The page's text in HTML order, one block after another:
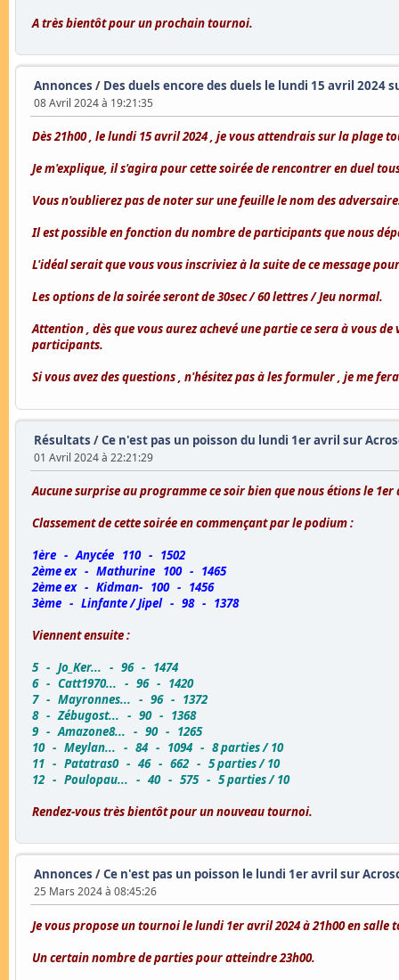
A très bientôt pour un prochain tournoi.
Annonces / Des duels encore des duels le lundi 15 avril 2024
08 Avril 2024 à 19:21:35
Dès 21h00 , le lundi 15 avril 2024 , je vous attendrais sur la plage
Je m'explique, il s'agira pour cette soirée de rencontrer en duel
Vous n'oublierez pas de noter sur une feuille le nom des
Il est possible en fonction du nombre de participants que nous
L'idéal serait que vous vous inscriviez à la suite de ce message
Les options de la soirée seront de 30sec / 60 lettres / Jeu normal.
Attention , dès que vous aurez achevé une partie ce sera à vous
participants.
Si vous avez des questions , n'hésitez pas à les formuler , je me
Résultats /Ce n'est pas un poisson du lundi 1er avril sur
01 Avril 2024 à 22:21:29
Aucune surprise au programme ce soir bien que nous étions le 1er
Classement de cette soirée en commençant par le podium :
1ère - Anycée 110 - 1502
2ème ex - Mathurine 100 - 1465
2ème ex - Kidman- 100 - 1456
3ème - Linfante / Jipel - 98 - 1378
Viennent ensuite :
5 - Jo_Ker... - 96 - 1474
6 - Catt1970... - 96 - 1420
7 - Mayronnes... - 96 - 1372
8 - Zébugost... - 90 - 1368
9 - Amazone8... - 90 - 1265
10 - Meylan... - 84 - 1094 - 8 parties / 10
11 - Patatras0 - 46 - 662 - 5 parties / 10
12 - Poulopau... - 40 - 575 - 5 parties / 10
Rendez-vous très bientôt pour un nouveau tournoi.
Annonces /Ce n'est pas un poisson le lundi 1er avril sur
25 Mars 2024 à 08:45:26
Je vous propose un tournoi le lundi 1er avril 2024 à 21h00 en salle
Un certain nombre de parties pour atteindre 23h00.